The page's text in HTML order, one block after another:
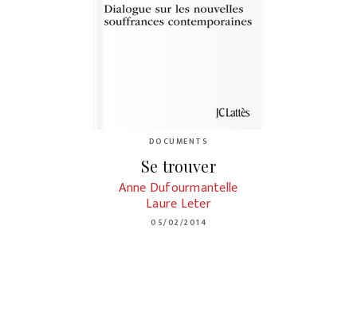
DOCUMENTS
Se trouver
Anne Dufourmantelle
Laure Leter
05/02/2014